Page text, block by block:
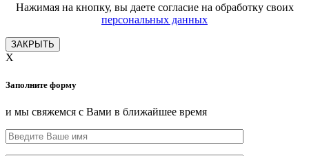
Нажимая на кнопку, вы даете согласие на обработку своих
персональных данных
ЗАКРЫТЬ
X
Заполните форму
и мы свяжемся с Вами в ближайшее время